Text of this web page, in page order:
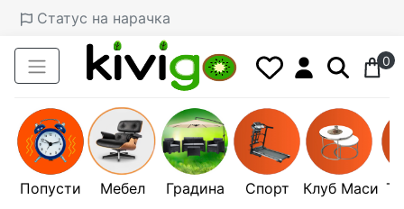
Статус на нарачка
0
Попусти Мебел Градина Спорт Клуб Маси